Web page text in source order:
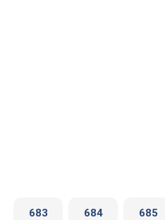
683 684 685